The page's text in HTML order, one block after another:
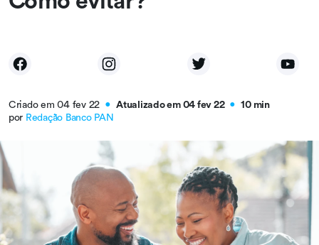
Criado em 04 fev 22 ● Atualizado em 04 fev 22 ●
10 min
por Redação Banco PAN